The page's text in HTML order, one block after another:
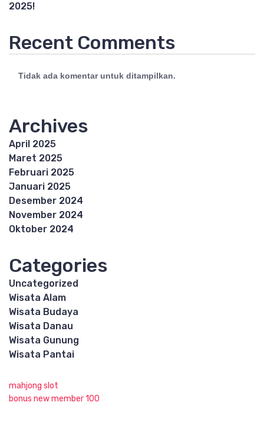
2025!
Recent Comments
Tidak ada komentar untuk ditampilkan.
Archives
April 2025
Maret 2025
Februari 2025
Januari 2025
Desember 2024
November 2024
Oktober 2024
Categories
Uncategorized
Wisata Alam
Wisata Budaya
Wisata Danau
Wisata Gunung
Wisata Pantai
mahjong slot
bonus new member 100